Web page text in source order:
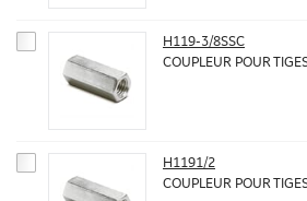
H119-3/8SSC
COUPLEUR POUR
H1191/2
COUPLEUR POUR